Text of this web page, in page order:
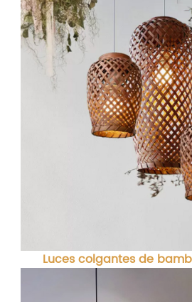
Luces colgantes de